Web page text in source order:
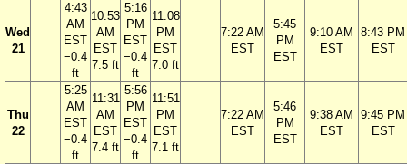
Wed
21
4:43
AM
EST
−0.4
ft
10:53
AM
EST
7.5 ft
5:16
PM
EST
−0.4
ft
11:08
PM
EST
7.0 ft
7:22 AM
EST
5:45
PM
EST
9:10 AM
EST
8:43 PM
EST
Thu
22
5:25
AM
EST
−0.4
ft
11:31
AM
EST
7.4 ft
5:56
PM
EST
−0.4
ft
11:51
PM
EST
7.1 ft
7:22 AM
EST
5:46
PM
EST
9:38 AM
EST
9:45 PM
EST